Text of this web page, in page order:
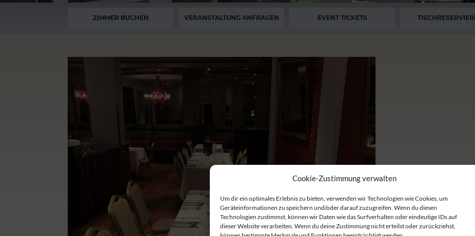
Cookie-Zustimmung verwalten
Um dir ein optimales Erlebnis zu bieten, verwenden wir Technologien wie Cookies, um
Geräteinformationen zu speichern und/oder darauf zuzugreifen. Wenn du diesen
Technologien zustimmst, können wir Daten wie das Surfverhalten oder eindeutige IDs auf
dieser Website verarbeiten. Wenn du deine Zustimmung nicht erteilst oder zurückziehst,
ZIMMER BUCHEN VERANSTALTUNG ANFRAGEN EVENT TICKETS